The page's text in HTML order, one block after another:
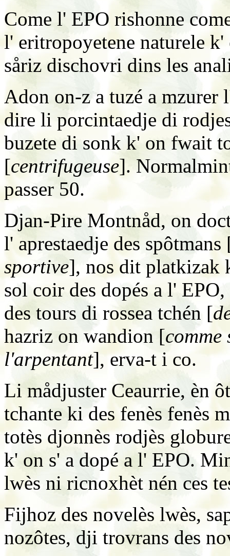
Come l' EPO rishonne
l' eritropoyetene naturele
såriz dischovri dins les
Adon on-z a tuzé a mzurer
dire li porcintaedje di
buzete di sonk k' on fwait
[centrifugeuse].
passer 50.
Djan-Pire Montnåd, on
l' aprestaedje des spôtmans
sportive], nos dit platkizak
sol coir des dopés a l'
des tours di rossea tchén [
hazriz on wandion [comme
l'arpentant], erva-t i co.
Li mådjuster Ceaurrie, èn
tchante ki des fenès fenès
totès djonnès rodjès
k' on s' a dopé a l' EPO.
lwès ni ricnoxhèt nén ces
Fijhoz des novelès lwès,
nozôtes, dji trovrans des